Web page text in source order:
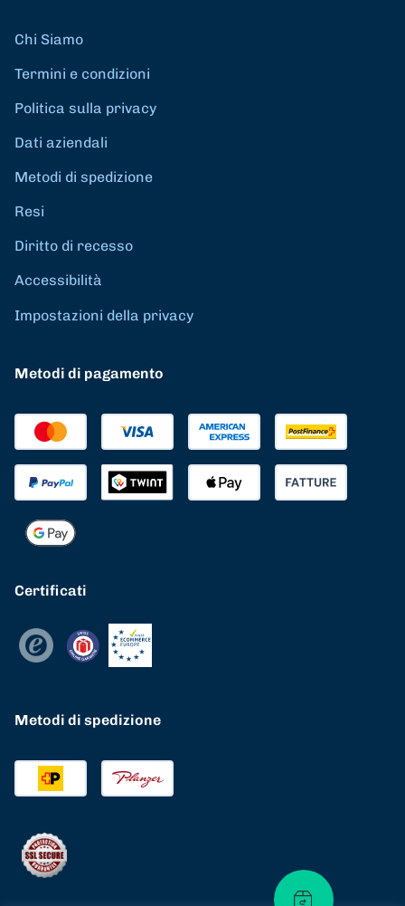
Chi Siamo
Termini e condizioni
Politica sulla privacy
Dati aziendali
Metodi di spedizione
Resi
Diritto di recesso
Accessibilità
Impostazioni della privacy
Metodi di pagamento
Certificati
Metodi di spedizione